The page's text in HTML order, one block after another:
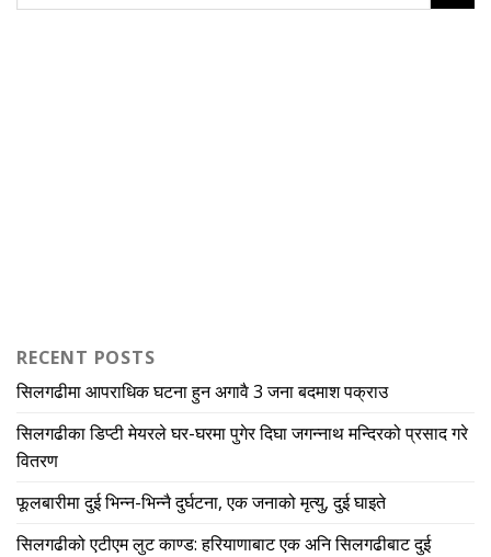
RECENT POSTS
सिलगढीमा आपराधिक घटना हुन अगावै 3 जना बदमाश पक्राउ
सिलगढीका डिप्टी मेयरले घर-घरमा पुगेर दिघा जगन्नाथ मन्दिरको प्रसाद गरे
वितरण
फूलबारीमा दुई भिन्न-भिन्नै दुर्घटना, एक जनाको मृत्यु, दुई घाइते
सिलगढीको एटीएम लुट काण्ड: हरियाणाबाट एक अनि सिलगढीबाट दुई